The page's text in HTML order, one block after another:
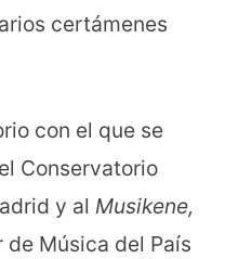
certámenes
con el que se
Conservatorio
y al Musikene,
de Música del País